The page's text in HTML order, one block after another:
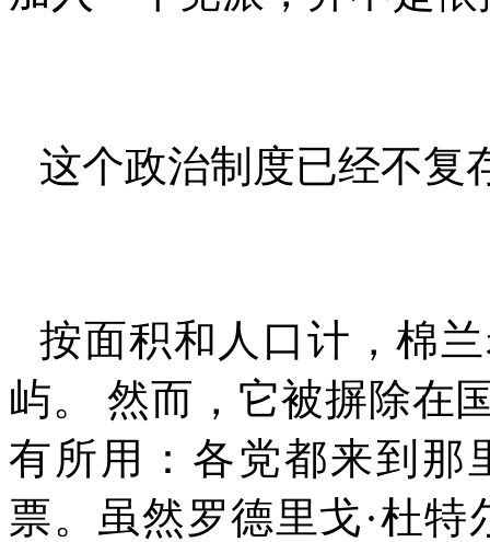
这个政治制度已经不复
按面积和人口计，棉
屿。 然而，它被摒除在
有所用：各党都来到那
票。虽然罗德里戈·杜特